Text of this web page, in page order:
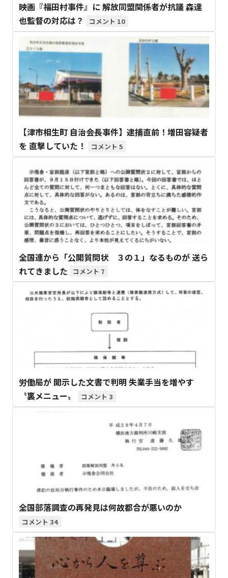
映画『福田村事件』に 解放同盟関係者が抗議 森達
也監督の対応は？
10
【津市相生町 自治会長事件】逮捕直前！増田容疑者
を 直撃していた！
5
全国連から「公開質問状 ３の１」なるものが 送ら
れてきました
7
労働局が 開示した文書で判明 失業手当を増やす
〝裏メニュー〟
3
全国部落調査の再発見は何故都合が悪いのか
34